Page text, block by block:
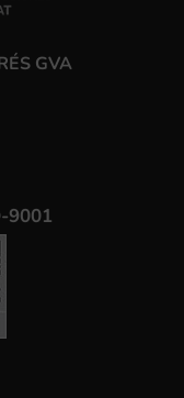
GVA
9001